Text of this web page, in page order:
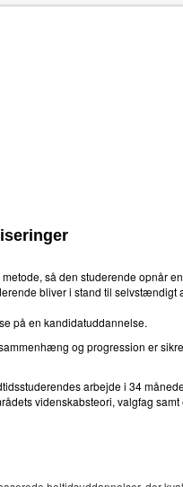
så den studerende opnår
bliver i stand til
på en kandidatuddannelse.
og progression er
arbejde i 34
videnskabsteori, valgfag